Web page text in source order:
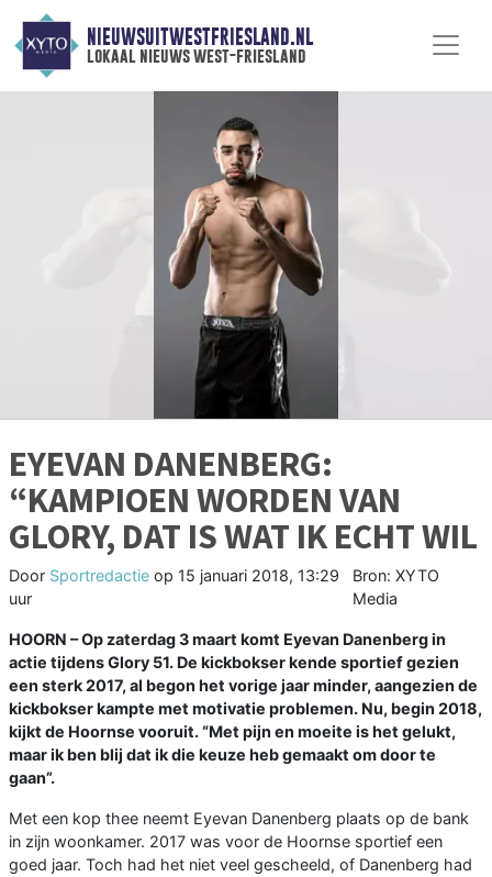
NIEUWSUITWESTFRIESLAND.NL
lokaal nieuws west-friesland
EYEVAN DANENBERG:
“KAMPIOEN WORDEN VAN
GLORY, DAT IS WAT IK ECHT WIL
Door Sportredactie op 15 januari 2018, 13:29
uur
Bron: XYTO
Media
HOORN – Op zaterdag 3 maart komt Eyevan Danenberg in
actie tijdens Glory 51. De kickbokser kende sportief gezien
een sterk 2017, al begon het vorige jaar minder, aangezien de
kickbokser kampte met motivatie problemen. Nu, begin 2018,
kijkt de Hoornse vooruit.“Met pijn en moeite is het gelukt,
maar ik ben blij dat ik die keuze heb gemaakt om door te
gaan”.
Met een kop thee neemt Eyevan Danenberg plaats op de bank
in zijn woonkamer. 2017 was voor de Hoornse sportief een
goed jaar. Toch had het niet veel gescheeld, of Danenberg had